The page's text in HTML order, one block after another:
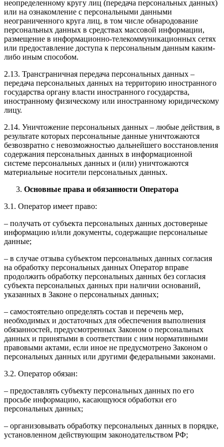
неопределенному кругу лиц (передача персональных данных)
или на ознакомление с персональными данными
неограниченного круга лиц, в том числе обнародование
персональных данных в средствах массовой информации,
размещение в информационно-телекоммуникационных сетях
или предоставление доступа к персональным данным каким-
либо иным способом.
2.13. Трансграничная передача персональных данных –
передача персональных данных на территорию иностранного
государства органу власти иностранного государства,
иностранному физическому или иностранному юридическому
лицу.
2.14. Уничтожение персональных данных – любые действия, в
результате которых персональные данные уничтожаются
безвозвратно с невозможностью дальнейшего восстановления
содержания персональных данных в информационной
системе персональных данных и (или) уничтожаются
материальные носители персональных данных.
Основные права и обязанности Оператора
3.1. Оператор имеет право:
– получать от субъекта персональных данных достоверные
информацию и/или документы, содержащие персональные
данные;
– в случае отзыва субъектом персональных данных согласия
на обработку персональных данных Оператор вправе
продолжить обработку персональных данных без согласия
субъекта персональных данных при наличии оснований,
указанных в Законе о персональных данных;
– самостоятельно определять состав и перечень мер,
необходимых и достаточных для обеспечения выполнения
обязанностей, предусмотренных Законом о персональных
данных и принятыми в соответствии с ним нормативными
правовыми актами, если иное не предусмотрено Законом о
персональных данных или другими федеральными законами.
3.2. Оператор обязан:
– предоставлять субъекту персональных данных по его
просьбе информацию, касающуюся обработки его
персональных данных;
– организовывать обработку персональных данных в порядке,
установленном действующим законодательством РФ;